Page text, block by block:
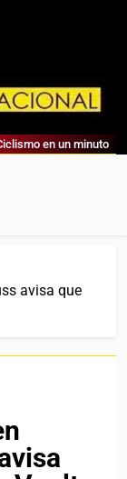
Análisis,
De Referencia.
en un minuto
avisa que